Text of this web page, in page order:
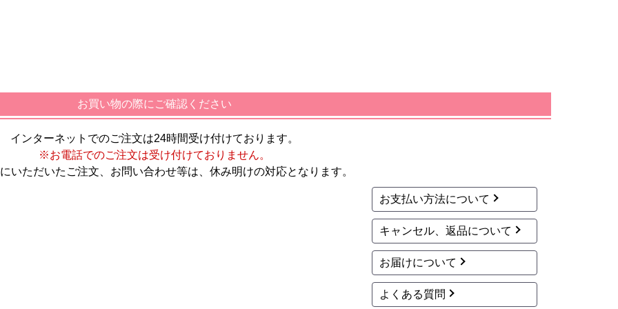
お買い物の際にご確認ください
インターネットでのご注文は24時間受け付けております。
※お電話でのご注文は受け付けておりません。
いただいたご注文、お問い合わせ等は、休み明けの対応となります。
お支払い方法について
キャンセル、返品について
お届けについて
よくある質問